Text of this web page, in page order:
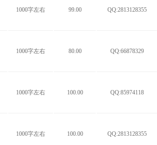
1000字左右 99.00 QQ:2813128355
1000字左右 80.00 QQ:66878329
1000字左右 100.00 QQ:85974118
1000字左右 100.00 QQ:2813128355